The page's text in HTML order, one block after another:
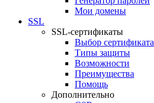
Мои домены
SSL
SSL-сертификаты
Выбор сертификата
Типы защиты
Возможности
Преимущества
Помощь
Дополнительно